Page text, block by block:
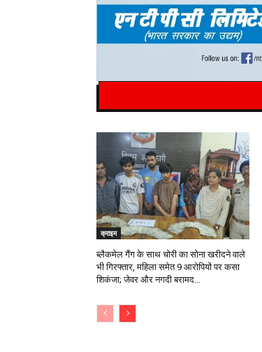
क्राइम
ब्लैकमेल गैंग के साथ चोरी का सोना खरीदने वाले
भी गिरफ्तार, महिला समेत 9 आरोपियों पर कसा
शिकंजा; जेवर और नगदी बरामद…